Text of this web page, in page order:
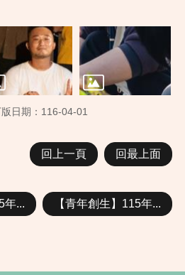
日期：116-04-01
回上一頁 回最上面
年... 【青年創生】115年...